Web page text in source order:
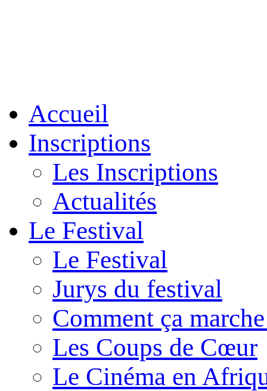
Accueil
Inscriptions
Les Inscriptions
Actualités
Le Festival
Le Festival
Jurys du festival
Comment ça
Les Coups de Cœur
Le Cinéma en